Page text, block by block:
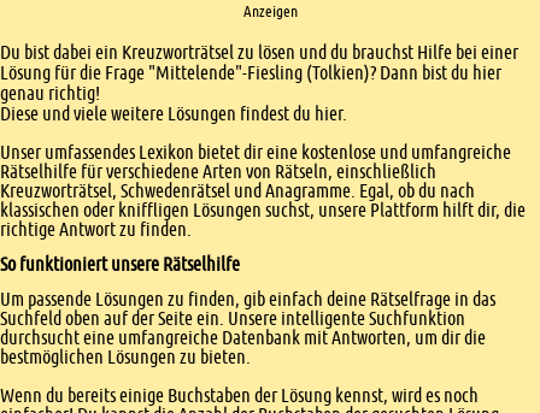
Anzeigen
Einleitung
Du bist dabei ein Kreuzworträtsel zu lösen und du brauchst Hilfe bei einer
Lösung für die Frage "Mittelende"-Fiesling (Tolkien)? Dann bist du hier
genau richtig!
Diese und viele weitere Lösungen findest du hier.
Unser umfassendes Lexikon bietet dir eine kostenlose und umfangreiche
Rätselhilfe für verschiedene Arten von Rätseln, einschließlich
Kreuzworträtsel, Schwedenrätsel und Anagramme. Egal, ob du nach
klassischen oder kniffligen Lösungen suchst, unsere Plattform hilft dir, die
richtige Antwort zu finden.
So funktioniert unsere Rätselhilfe
Um passende Lösungen zu finden, gib einfach deine Rätselfrage in das
Suchfeld oben auf der Seite ein. Unsere intelligente Suchfunktion
durchsucht eine umfangreiche Datenbank mit Antworten, um dir die
bestmöglichen Lösungen zu bieten.
Wenn du bereits einige Buchstaben der Lösung kennst, wird es noch